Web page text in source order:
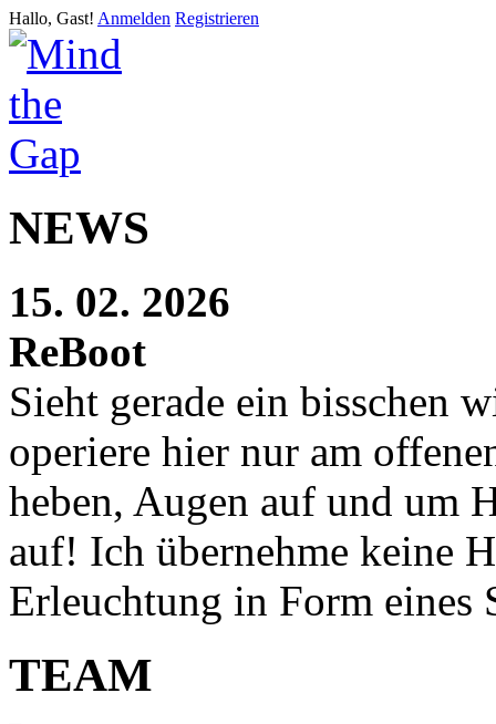
Hallo, Gast! Anmelden Registrieren
NEWS
15. 02. 2026
ReBoot
Sieht gerade ein bisschen
operiere hier nur am
heben, Augen auf und um
auf! Ich übernehme keine
Erleuchtung in Form eines
TEAM